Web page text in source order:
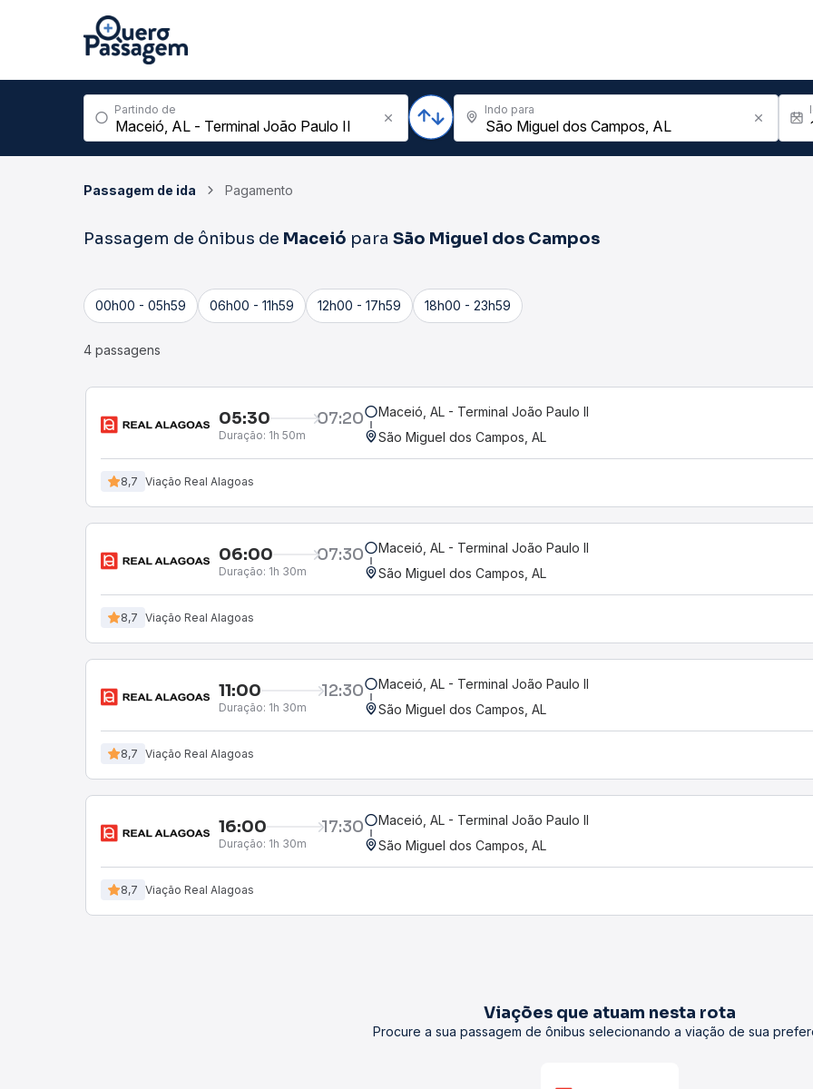
Partindo de Indo para
Passagem de ida Pagamento
Passagem de ônibus de Maceió para São Miguel dos Campos
00h00 - 05h59 06h00 - 11h59 12h00 - 17h59 18h00 - 23h59
4 passagens
05:30 07:20
Duração: 1h 50m
Maceió, AL - Terminal João Paulo II
São Miguel dos Campos, AL
8,7 Viação Real Alagoas
06:00 07:30
Duração: 1h 30m
Maceió, AL - Terminal João Paulo II
São Miguel dos Campos, AL
8,7 Viação Real Alagoas
11:00 12:30
Duração: 1h 30m
Maceió, AL - Terminal João Paulo II
São Miguel dos Campos, AL
8,7 Viação Real Alagoas
16:00 17:30
Duração: 1h 30m
Maceió, AL - Terminal João Paulo II
São Miguel dos Campos, AL
8,7 Viação Real Alagoas
Viações que atuam nesta rota
Procure a sua passagem de ônibus selecionando a viação de sua